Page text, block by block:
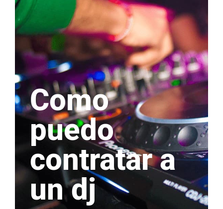
Como
puedo
contratar a
un dj